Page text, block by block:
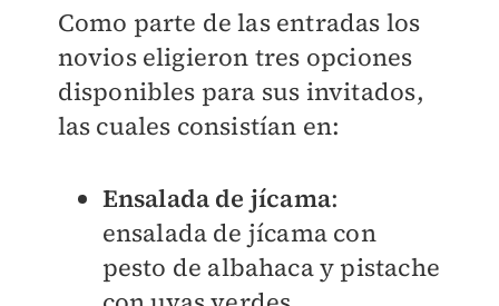
Como parte de las entradas los
novios eligieron tres opciones
disponibles para sus invitados,
las cuales consistían en:
Ensalada de jícama:
ensalada de jícama con
pesto de albahaca y pistache